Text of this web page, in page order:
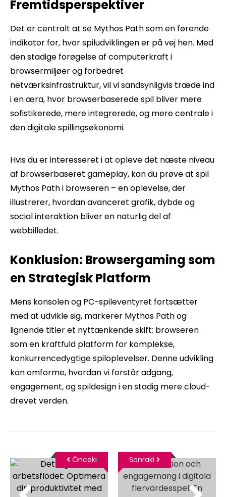
Fremtidsperspektiver
Det er centralt at se Mythos Path som en førende
indikator for, hvor spiludviklingen er på vej hen. Med
den stadige forøgelse af computerkraft i
browsermiljøer og forbedret
netværksinfrastruktur, vil vi sandsynligvis træde ind
i en æra, hvor browserbaserede spil bliver mere
sofistikerede, mere integrerede, og mere centrale i
den digitale spillingsøkonomi.
Hvis du er interesseret i at opleve det næste niveau
af browserbaseret gameplay, kan du prøve at spil
Mythos Path i browseren – en oplevelse, der
illustrerer, hvordan avanceret grafik, dybde og
social interaktion bliver en naturlig del af
webbilledet.
Konklusion: Browsergaming som
en Strategisk Platform
Mens konsolen og PC-spileventyret fortsætter
med at udvikle sig, markerer Mythos Path og
lignende titler et nyttænkende skift: browseren
som en kraftfuld platform for komplekse,
konkurrencedygtige spiloplevelser. Denne udvikling
kan omforme, hvordan vi forstår adgang,
engagement, og spildesign i en stadig mere cloud-
drevet verden.
Önceki Sonraki